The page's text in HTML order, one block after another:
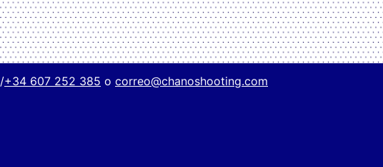
/+34 607 252 385 o correo@chanoshooting.com